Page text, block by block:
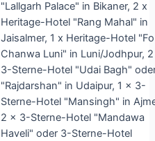
"Lallgarh Palace" in Bikaner, 2 x
Heritage-Hotel "Rang Mahal" in
Jaisalmer, 1 x Heritage-Hotel
Chanwa Luni" in Luni/Jodhpur,
3-Sterne-Hotel "Udai Bagh"
"Rajdarshan" in Udaipur, 1 x 3-
Sterne-Hotel "Mansingh" in
2 x 3-Sterne-Hotel "Mandawa
Haveli" oder 3-Sterne-Hotel